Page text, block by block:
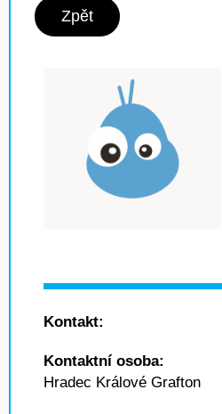
Zpět
Kontakt:
Kontaktní osoba:
Hradec Králové Grafton